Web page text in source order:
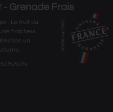
- Grenade Frais
: Le fruit du
fraîcheur
un
50%.